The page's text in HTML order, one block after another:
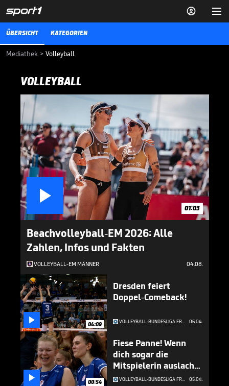


ÜBERSICHT KATEGORIEN
Mediathek > Volleyball
VOLLEYBALL

01:03
Beachvolleyball-EM 2026: Alle
Zahlen, Infos und Fakten
VOLLEYBALL-EM MÄNNER 04.08.
 04:09
Dresden feiert
Doppel-Comeback!
VOLLEYBALL-BUNDESLIGA FRAUEN 06.04.
 00:54
Fiese Panne! Wenn
dich sogar die
Mitspielerin auslacht
...
VOLLEYBALL-BUNDESLIGA FRAUEN 05.04.